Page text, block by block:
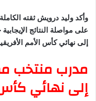
وأكد وليد درويش ثقته
على مواصلة النتائج
إلى نهائي كأس الأمم
مدرب منتخب
إلى نهائي كأس